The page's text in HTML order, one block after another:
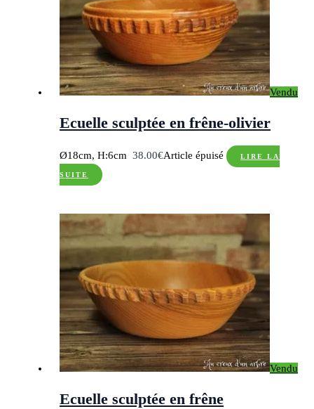
Vendu
Ecuelle sculptée en frêne-olivier
Ø18cm, H:6cm38.00€Article épuisé LIRE LA
SUITE
Vendu
Ecuelle sculptée en frêne